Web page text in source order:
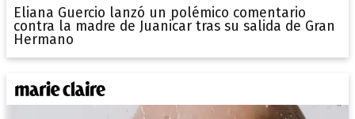
Eliana Guercio lanzó un polémico comentario
contra la madre de Juanicar tras su salida de Gran
Hermano